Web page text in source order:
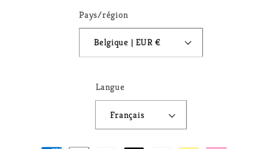
Pays/région
Belgique | EUR €
Langue
Français